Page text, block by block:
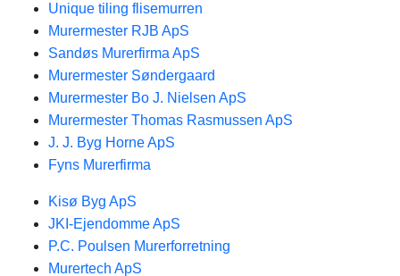
Unique tiling flisemurren
Murermester RJB ApS
Sandøs Murerfirma ApS
Murermester Søndergaard
Murermester Bo J. Nielsen ApS
Murermester Thomas Rasmussen ApS
J. J. Byg Horne ApS
Fyns Murerfirma
Kisø Byg ApS
JKI-Ejendomme ApS
P.C. Poulsen Murerforretning
Murertech ApS